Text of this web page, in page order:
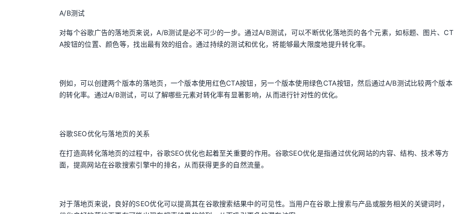
A/B测试
对每个谷歌广告的落地页来说，A/B测试是必不可少的一步。通过A/B测试，可以不断优化落地页的各个元素，如标题、图片、CT
A按钮的位置、颜色等，找出最有效的组合。通过持续的测试和优化，将能够最大限度地提升转化率。
例如，可以创建两个版本的落地页，一个版本使用红色CTA按钮，另一个版本使用绿色CTA按钮，然后通过A/B测试比较两个版本
的转化率。通过A/B测试，可以了解哪些元素对转化率有显著影响，从而进行针对性的优化。
谷歌SEO优化与落地页的关系
在打造高转化落地页的过程中，谷歌SEO优化也起着至关重要的作用。谷歌SEO优化是指通过优化网站的内容、结构、技术等方
面，提高网站在谷歌搜索引擎中的排名，从而获得更多的自然流量。
对于落地页来说，良好的SEO优化可以提高其在谷歌搜索结果中的可见性。当用户在谷歌上搜索与产品或服务相关的关键词时，